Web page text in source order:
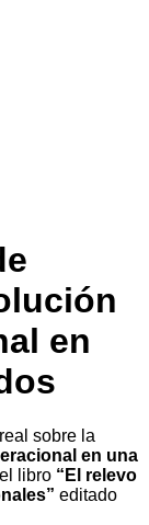
en
sobre la
en una
libro “El relevo
editado